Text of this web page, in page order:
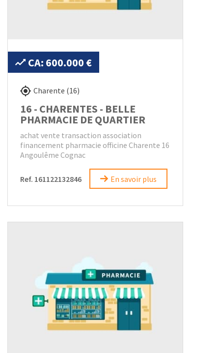
CA: 600.000 €
Charente (16)
16 - CHARENTES - BELLE
PHARMACIE DE QUARTIER
achat vente transaction association
financement pharmacie officine Charente 16
Angoulême Cognac
Ref. 161122132846 En savoir plus